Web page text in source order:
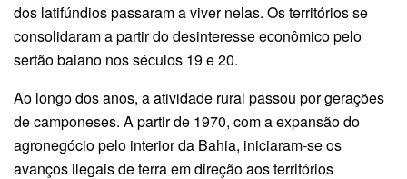
dos latifúndios passaram a viver nelas. Os territórios se
consolidaram a partir do desinteresse econômico pelo
sertão baiano nos séculos 19 e 20.
Ao longo dos anos, a atividade rural passou por gerações
de camponeses. A partir de 1970, com a expansão do
agronegócio pelo interior da Bahia, iniciaram-se os
avanços ilegais de terra em direção aos territórios